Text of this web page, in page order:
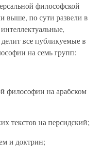
философской
выше, по сути развели в
все публикуемые в
на семь групп:
философии на арабском
текстов на персидский;
и доктрин;